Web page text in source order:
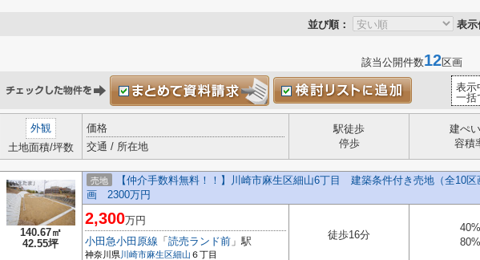
並び順： 表示
該当公開件数12区画
表示
一括
外観
土地面積/坪数
価格
交通 / 所在地
駅徒歩
停歩
建ぺ
容積
140.67㎡
42.55坪
売地
【仲介手数料無料！！】川崎市麻生区細山6丁目 建築条件付き売地（全10区
画 2300万円
2,300万円
小田急小田原線 「 読売ランド前 」駅
神奈川県川崎市麻生区細山 ６丁目
徒歩16分
40%
80%